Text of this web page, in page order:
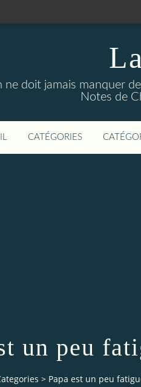
ne doit jamais manquer
Notes de
CATÉGORIES
un peu
> Papa est un peu